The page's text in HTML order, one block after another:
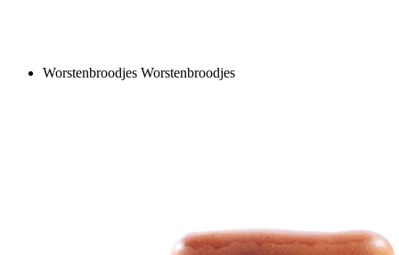
Worstenbroodjes Worstenbroodjes